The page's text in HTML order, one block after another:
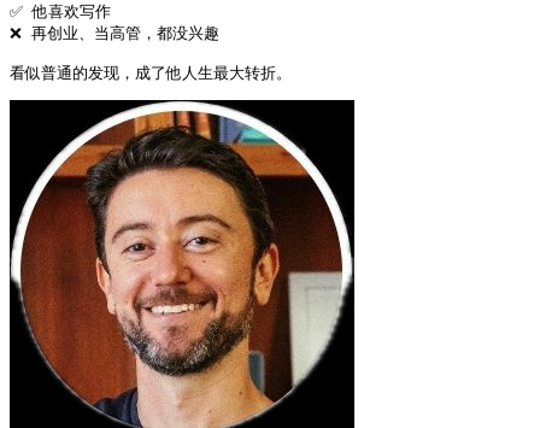
✅ 他喜欢写作
❌ 再创业、当高管，都没兴趣
看似普通的发现，成了他人生最大转折。